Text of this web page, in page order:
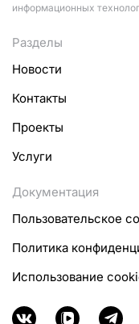
информационных
Разделы
Новости
Контакты
Проекты
Услуги
Документация
Пользовательское
Политика
Использование